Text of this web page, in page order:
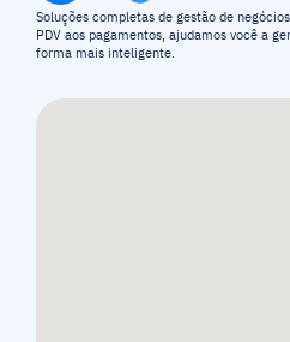
Soluções completas de gestão de
PDV aos pagamentos, ajudamos você a
forma mais inteligente.